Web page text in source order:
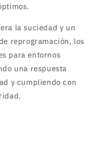
la suciedad y un
reprogramación, los
para entornos
una respuesta
y cumpliendo con